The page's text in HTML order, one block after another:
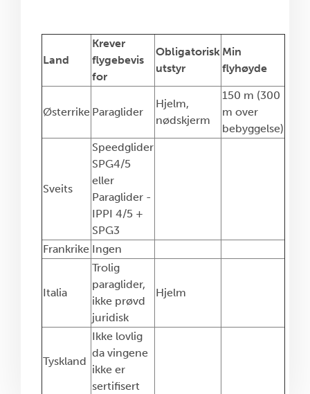
Land
Krever
flygebevis
for
Obligatorisk
utstyr
Min
flyhøyde
Østerrike Paraglider
Hjelm,
nødskjerm
150 m (300
m over
bebyggelse)
Sveits
Speedglider
SPG4/5
eller
Paraglider -
IPPI 4/5 +
SPG3
Frankrike Ingen
Italia
Trolig
paraglider,
ikke prøvd
juridisk
Hjelm
Tyskland
Ikke lovlig
da vingene
ikke er
sertifisert